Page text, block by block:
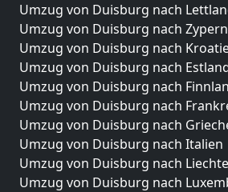
Umzug von Duisburg nach
Umzug von Duisburg nach Zypern
Umzug von Duisburg nach
Umzug von Duisburg nach
Umzug von Duisburg nach
Umzug von Duisburg nach
Umzug von Duisburg nach
Umzug von Duisburg nach Italien
Umzug von Duisburg nach
Umzug von Duisburg nach